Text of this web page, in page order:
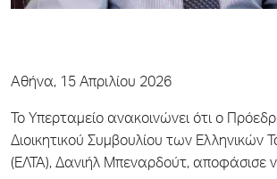
Αθήνα, 15 Απριλίου 2026
Το Υπερταμείο ανακοινώνει ότι ο
Διοικητικού Συμβουλίου των Ελληνικών
(ΕΛΤΑ), Δανιήλ Μπεναρδούτ, αποφάσισε